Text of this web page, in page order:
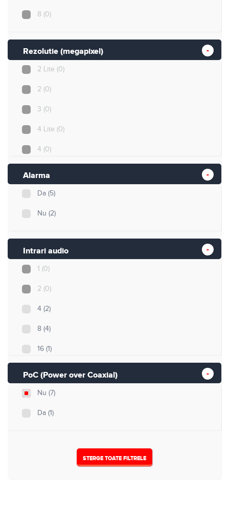
8 (0)
Rezolutie (megapixel)
2 Lite (0)
2 (0)
3 (0)
4 Lite (0)
4 (0)
5 Lite
8 (7)
Alarma
Da (5)
Nu (2)
Intrari audio
1 (0)
2 (0)
4 (2)
8 (4)
16 (1)
PoC (Power over Coaxial)
Nu (7)
Da (1)
STERGE TOATE FILTRELE